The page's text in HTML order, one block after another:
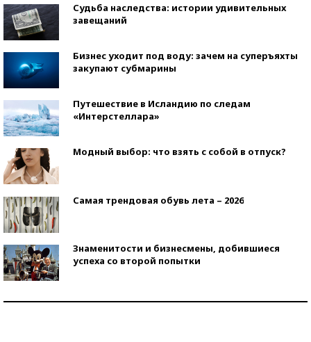
Судьба наследства: истории удивительных
завещаний
Бизнес уходит под воду: зачем на суперъяхты
закупают субмарины
Путешествие в Исландию по следам
«Интерстеллара»
Модный выбор: что взять с собой в отпуск?
Самая трендовая обувь лета – 2026
Знаменитости и бизнесмены, добившиеся
успеха со второй попытки